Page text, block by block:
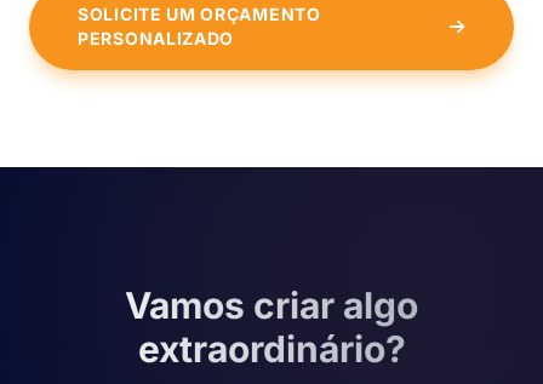
SOLICITE UM ORÇAMENTO
PERSONALIZADO
Vamos criar algo
extraordinário?